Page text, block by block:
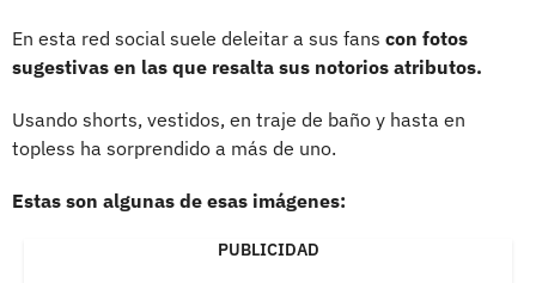
En esta red social suele deleitar a sus fans con fotos
sugestivas en las que resalta sus notorios atributos.
Usando shorts, vestidos, en traje de baño y hasta en
topless ha sorprendido a más de uno.
Estas son algunas de esas imágenes:
PUBLICIDAD